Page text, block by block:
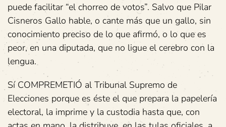
puede facilitar “el chorreo de votos”. Salvo que Pilar
Cisneros Gallo hable, o cante más que un gallo, sin
conocimiento preciso de lo que afirmó, o lo que es
peor, en una diputada, que no ligue el cerebro con la
lengua.
Sí COMPREMETIÓ al Tribunal Supremo de
Elecciones porque es éste el que prepara la papelería
electoral, la imprime y la custodia hasta que, con